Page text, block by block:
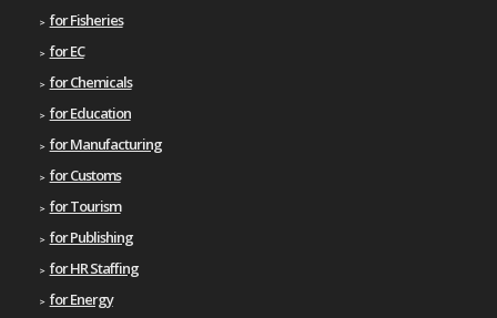
for Fisheries
for EC
for Chemicals
for Education
for Manufacturing
for Customs
for Tourism
for Publishing
for HR Staffing
for Energy